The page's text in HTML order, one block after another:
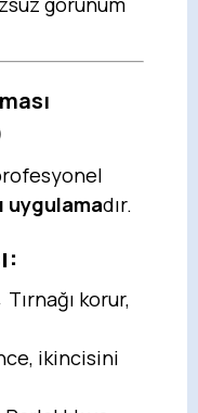
uygulamadır.
korur,
ikincisini